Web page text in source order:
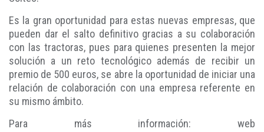
Es la gran oportunidad para estas nuevas empresas, que
pueden dar el salto definitivo gracias a su colaboración
con las tractoras, pues para quienes presenten la mejor
solución a un reto tecnológico además de recibir un
premio de 500 euros, se abre la oportunidad de iniciar una
relación de colaboración con una empresa referente en
su mismo ámbito.
Para más información: web